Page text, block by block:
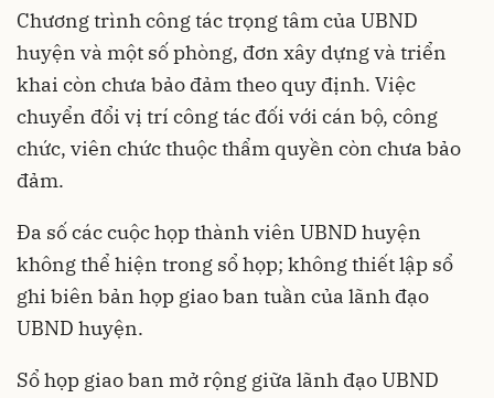
Chương trình công tác trọng tâm của UBND
huyện và một số phòng, đơn xây dựng và triển
khai còn chưa bảo đảm theo quy định. Việc
chuyển đổi vị trí công tác đối với cán bộ, công
chức, viên chức thuộc thẩm quyền còn chưa bảo
đảm.
Đa số các cuộc họp thành viên UBND huyện
không thể hiện trong sổ họp; không thiết lập sổ
ghi biên bản họp giao ban tuần của lãnh đạo
UBND huyện.
Sổ họp giao ban mở rộng giữa lãnh đạo UBND